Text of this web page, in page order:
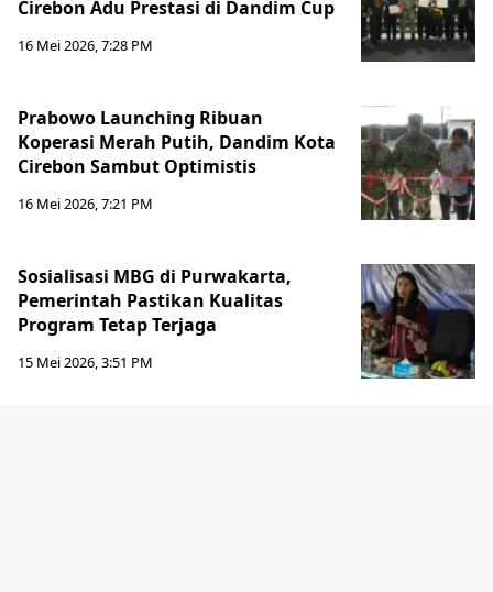
Cirebon Adu Prestasi di Dandim Cup
16 Mei 2026, 7:28 PM
Prabowo Launching Ribuan
Koperasi Merah Putih, Dandim Kota
Cirebon Sambut Optimistis
16 Mei 2026, 7:21 PM
Sosialisasi MBG di Purwakarta,
Pemerintah Pastikan Kualitas
Program Tetap Terjaga
15 Mei 2026, 3:51 PM